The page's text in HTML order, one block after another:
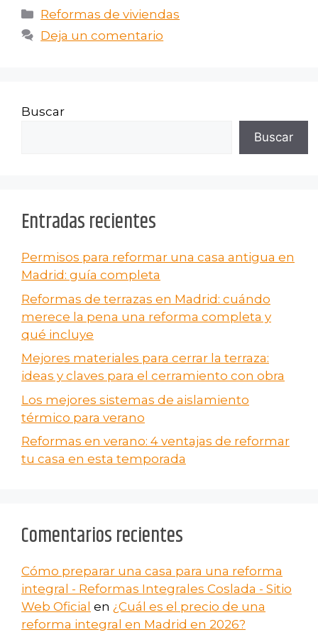
Reformas de viviendas
Deja un comentario
Buscar
Buscar
Entradas recientes
Permisos para reformar una casa antigua en
Madrid: guía completa
Reformas de terrazas en Madrid: cuándo
merece la pena una reforma completa y
qué incluye
Mejores materiales para cerrar la terraza:
ideas y claves para el cerramiento con obra
Los mejores sistemas de aislamiento
térmico para verano
Reformas en verano​: 4 ventajas de reformar
tu casa en esta temporada
Comentarios recientes
Cómo preparar una casa para una reforma
integral - Reformas Integrales Coslada - Sitio
Web Oficial en ¿Cuál es el precio de una
reforma integral en Madrid en 2026?